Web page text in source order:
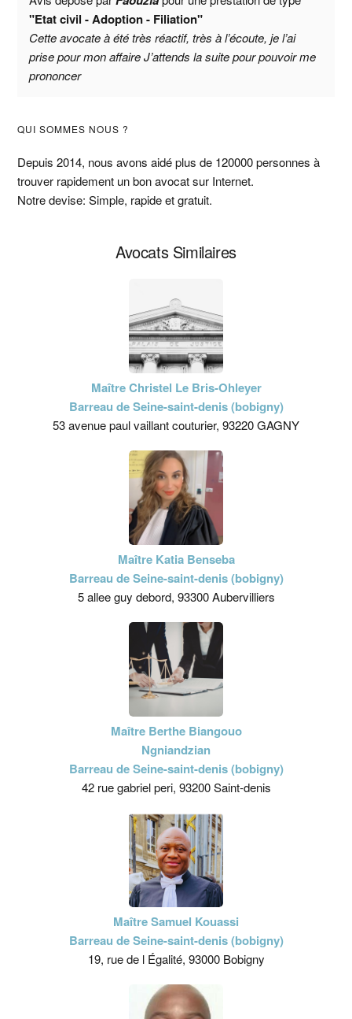
"Etat civil - Adoption - Filiation"
Cette avocate à été très réactif, très à l’écoute, je l’ai
prise pour mon affaire J’attends la suite pour pouvoir me
prononcer
Barre
latérale
principale
QUI SOMMES NOUS ?
Depuis 2014, nous avons aidé plus de 120000 personnes à
trouver rapidement un bon avocat sur Internet.
Notre devise: Simple, rapide et gratuit.
Avocats Similaires
Maître Christel Le Bris-Ohleyer
Barreau de Seine-saint-denis (bobigny)
53 avenue paul vaillant couturier, 93220 GAGNY
Maître Katia Benseba
Barreau de Seine-saint-denis (bobigny)
5 allee guy debord, 93300 Aubervilliers
Maître Berthe Biangouo
Ngniandzian
Barreau de Seine-saint-denis (bobigny)
42 rue gabriel peri, 93200 Saint-denis
Maître Samuel Kouassi
Barreau de Seine-saint-denis (bobigny)
19, rue de l Égalité, 93000 Bobigny